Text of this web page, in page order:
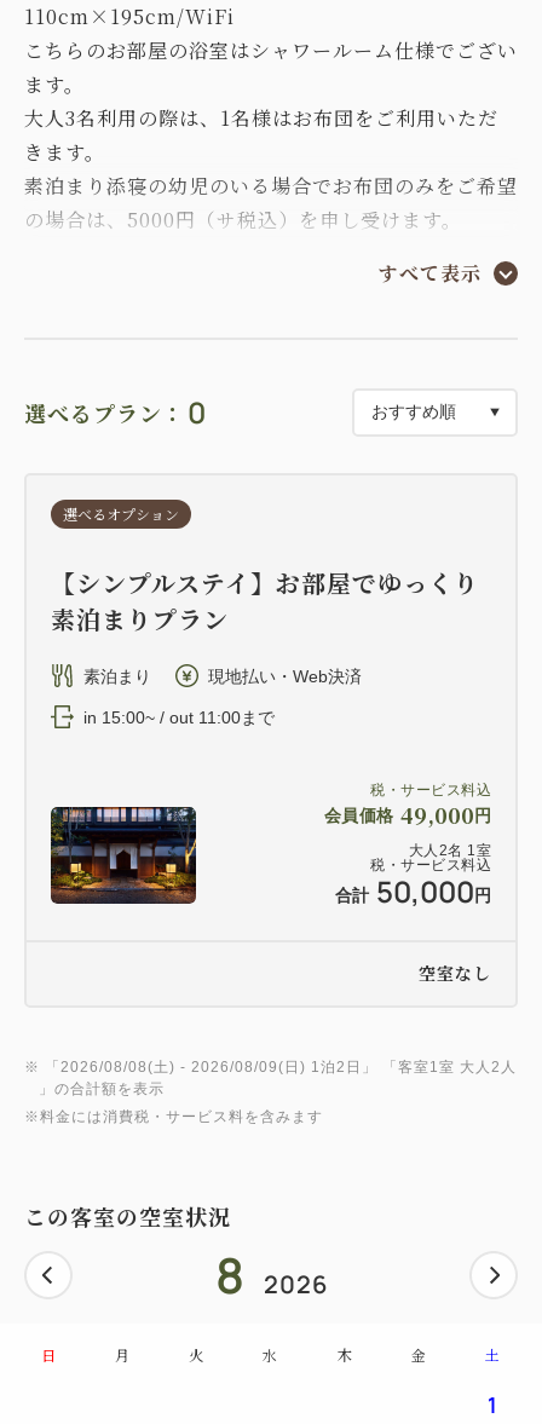
110cm×195cm/WiFi
こちらのお部屋の浴室はシャワールーム仕様でござい
ます。
大人3名利用の際は、1名様はお布団をご利用いただ
きます。
素泊まり添寝の幼児のいる場合でお布団のみをご希望
の場合は、5000円（サ税込）を申し受けます。
すべて表示
選べるプラン： 0
税・サービス料込
会員価格 49,000 円
大人 2名 1 室
税・サービス料込
合計 50,000 円
選べるオプション
【シンプルステイ】お部屋でゆっくり
素泊まりプラン
素泊まり 現地払い・Web決済
in 15:00~ / out 11:00まで
空室なし
※ 「 2026/08/08(土) - 2026/08/09(日) 1泊2日 」 「客室1室 大人2人
」の合計額を表示
※料金には消費税・サービス料を含みます
この客室の空室状況
8 2026
日 月 火 水 木 金 土
1